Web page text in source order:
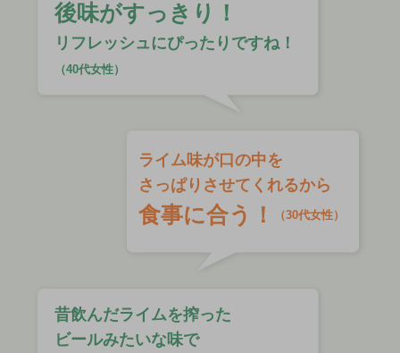
後味がすっきり！
リフレッシュにぴったりですね！
（40代女性）
ライム味が口の中を
さっぱりさせてくれるから
食事に合う！ （30代女性）
昔飲んだライムを搾った
ビールみたいな味で